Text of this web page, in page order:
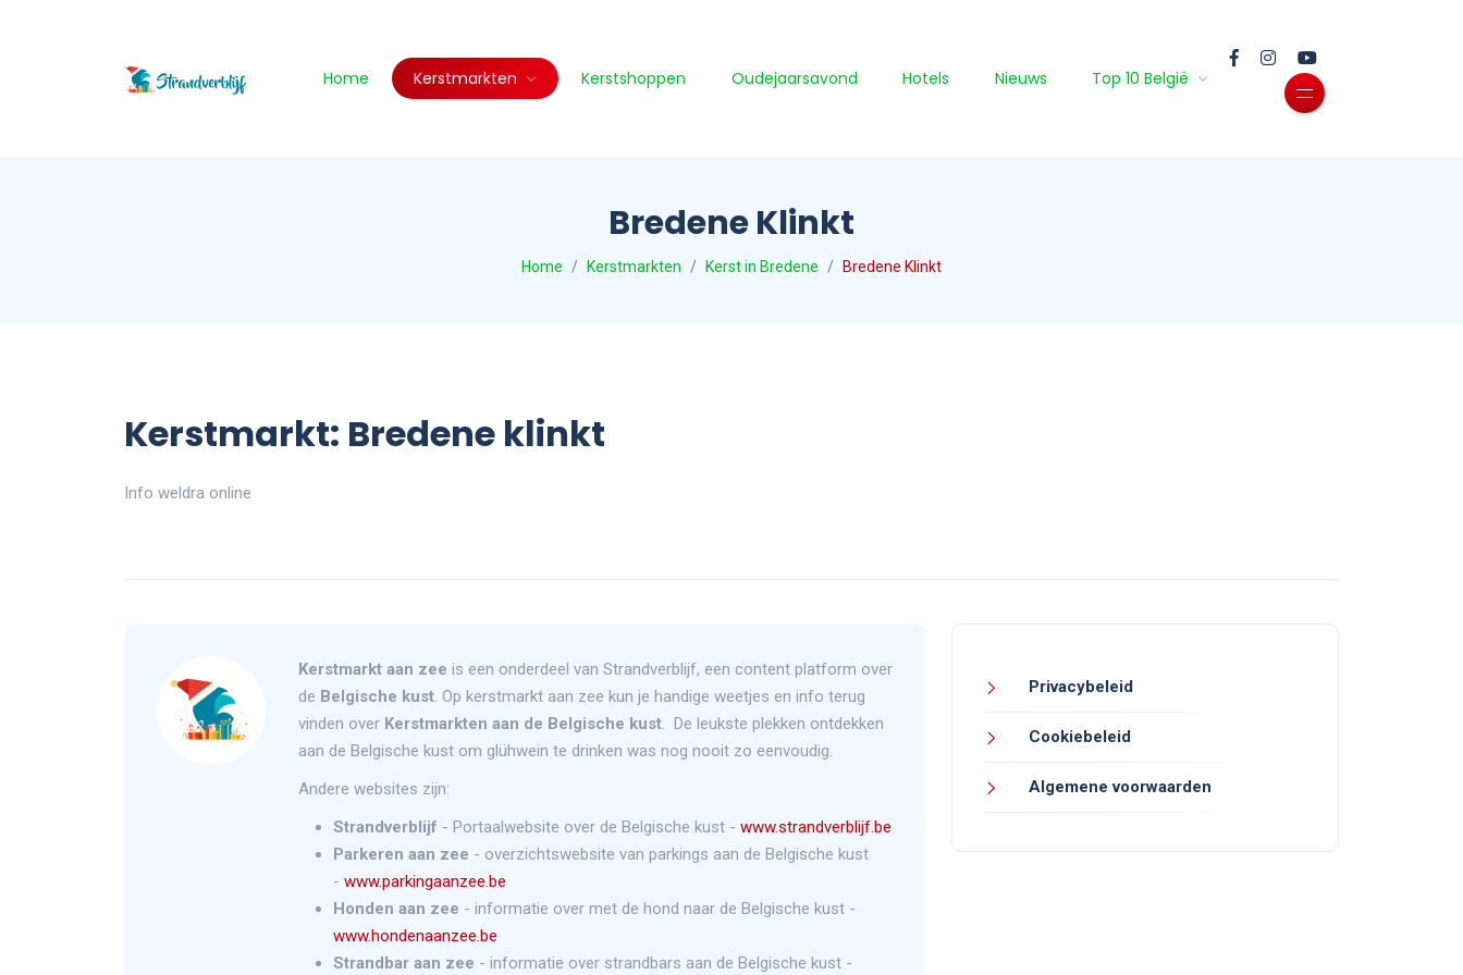
Home Kerstmarkten Kerstshoppen Oudejaarsavond Hotels Nieuws Top 10 België
Bredene Klinkt
Home Kerstmarkten Kerst in Bredene Bredene Klinkt
Kerstmarkt: Bredene klinkt
Info weldra online
Kerstmarkt aan zee is een onderdeel van Strandverblijf, een content platform over
de Belgische kust. Op kerstmarkt aan zee kun je handige weetjes en info terug
vinden over Kerstmarkten aan de Belgische kust. De leukste plekken ontdekken
aan de Belgische kust om glühwein te drinken was nog nooit zo eenvoudig.
Andere websites zijn:
Strandverblijf - Portaalwebsite over de Belgische kust - www.strandverblijf.be
Parkeren aan zee - overzichtswebsite van parkings aan de Belgische kust
- www.parkingaanzee.be
Honden aan zee - informatie over met de hond naar de Belgische kust -
www.hondenaanzee.be
Strandbar aan zee - informatie over strandbars aan de Belgische kust -
Privacybeleid
Cookiebeleid
Algemene voorwaarden